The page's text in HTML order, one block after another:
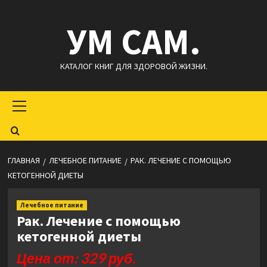
УМ САМ.
КАТАЛОГ КНИГ ДЛЯ ЗДОРОВОЙ ЖИЗНИ.
меню
ГЛАВНАЯ ЛЕЧЕБНОЕ ПИТАНИЕ
РАК. ЛЕЧЕНИЕ С ПОМОЩЬЮ
КЕТОГЕННОЙ ДИЕТЫ
Лечебное питание
Рак. Лечение с помощью
кетогенной диеты
Цена от: 329 руб.